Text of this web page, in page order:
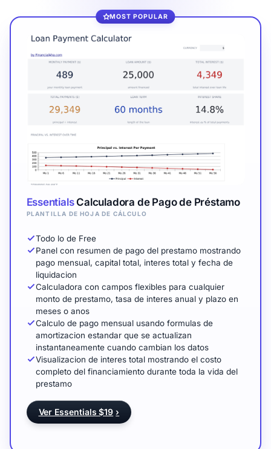
MOST POPULAR
EssentialsCalculadora de Pago de Préstamo
PLANTILLA DE HOJA DE CÁLCULO
Todo lo de Free
Panel con resumen de pago del prestamo mostrando
pago mensual, capital total, interes total y fecha de
liquidacion
Calculadora con campos flexibles para cualquier
monto de prestamo, tasa de interes anual y plazo en
meses o anos
Calculo de pago mensual usando formulas de
amortizacion estandar que se actualizan
instantaneamente cuando cambian los datos
Visualizacion de interes total mostrando el costo
completo del financiamiento durante toda la vida del
prestamo
Ver Essentials $19 ›